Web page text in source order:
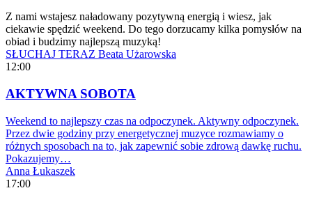
Z nami wstajesz naładowany pozytywną energią i wiesz, jak
ciekawie spędzić weekend. Do tego dorzucamy kilka pomysłów na
obiad i budzimy najlepszą muzyką!
SŁUCHAJ TERAZ Beata Użarowska
12:00
AKTYWNA SOBOTA
Weekend to najlepszy czas na odpoczynek. Aktywny odpoczynek.
Przez dwie godziny przy energetycznej muzyce rozmawiamy o
różnych sposobach na to, jak zapewnić sobie zdrową dawkę ruchu.
Pokazujemy…
Anna Łukaszek
17:00